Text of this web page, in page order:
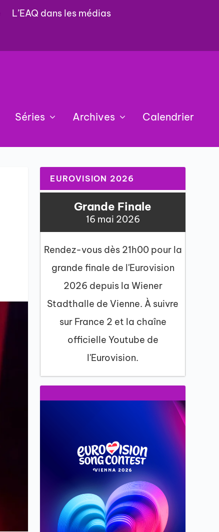
L’EAQ dans les médias
Séries Archives Calendrier
EUROVISION 2026
Grande Finale
16 mai 2026
Rendez-vous dès 21h00 pour la
grande finale de l'Eurovision
2026 depuis la Wiener
Stadthalle de Vienne. À suivre
sur France 2 et la chaîne
officielle Youtube de
l'Eurovision.